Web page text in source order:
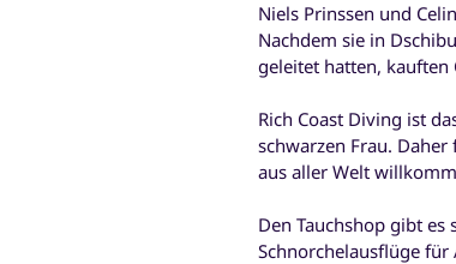
Niels Prinssen und
Nachdem sie in
geleitet hatten, kauften
Rich Coast Diving ist
schwarzen Frau.
aus aller Welt
Den Tauchshop gibt
Schnorchelausflüge für